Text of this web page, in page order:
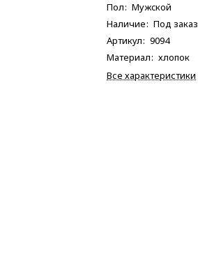
Пол: Мужcкой
Наличие: Под заказ
Артикул: 9094
Материал: хлопок
Все характеристики